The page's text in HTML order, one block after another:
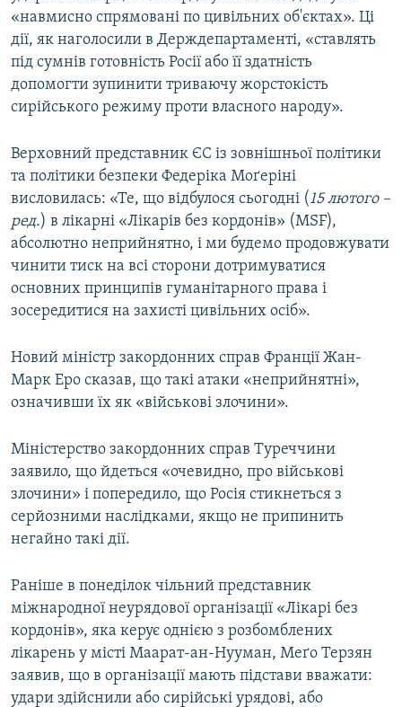
«навмисно спрямовані по цивільних об'єктах». Ці
дії, як наголосили в Держдепартаменті, «ставлять
під сумнів готовність Росії або її здатність
допомогти зупинити триваючу жорстокість
сирійського режиму проти власного народу».
Верховний представник ЄС із зовнішньої політики
та політики безпеки Федеріка Моґеріні
висловилась: «Те, що відбулося сьогодні (15 лютого –
ред.) в лікарні «Лікарів без кордонів» (MSF),
абсолютно неприйнятно, і ми будемо продовжувати
чинити тиск на всі сторони дотримуватися
основних принципів гуманітарного права і
зосередитися на захисті цивільних осіб».
Новий міністр закордонних справ Франції Жан-
Марк Еро сказав, що такі атаки «неприйнятні»,
означивши їх як «військові злочини».
Міністерство закордонних справ Туреччини
заявило, що йдеться «очевидно, про військові
злочини» і попередило, що Росія стикнеться з
серйозними наслідками, якщо не припинить
негайно такі дії.
Раніше в понеділок чільний представник
міжнародної неурядової організації «Лікарі без
кордонів», яка керує однією з розбомблених
лікарень у місті Маарат-ан-Нууман, Меґо Терзян
заявив, що в організації мають підстави вважати:
удари здійснили або сирійські урядові, або